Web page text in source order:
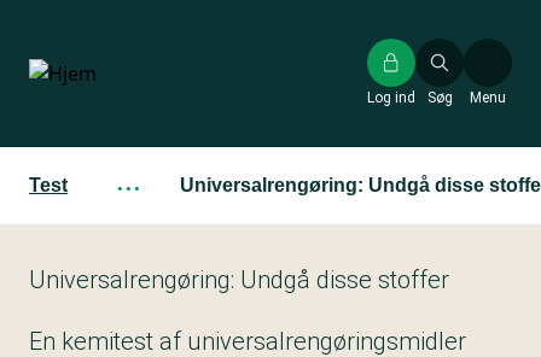
hovedindhold
Søg
Log ind Menu
Test ··· Universalrengøring: Undgå disse
Universalrengøring: Undgå disse stoffer
En kemitest af universalrengøringsmidler